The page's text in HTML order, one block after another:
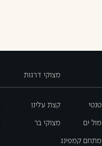
טנטי
מול ים
מתחם קמפינג
מצוקי דרגות
קצת עלינו
מצוקי בר